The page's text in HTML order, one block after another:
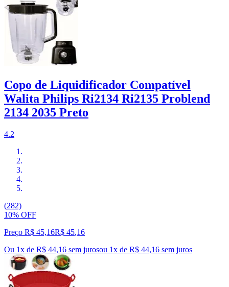
Copo de Liquidificador Compatível
Walita Philips Ri2134 Ri2135 Problend
2134 2035 Preto
4.2
(282)
10% OFF
Preço R$ 45,16R$ 45,16
Ou 1x de R$ 44,16 sem jurosou 1x de R$ 44,16 sem juros